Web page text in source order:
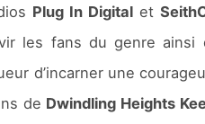
Plug In Digital et
les fans du genre
d’incarner une
de Dwindling Heights